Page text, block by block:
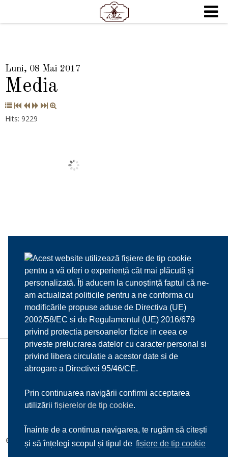
Acest website utilizează fișiere de tip cookie
pentru a vă oferi o experiență cât mai plăcută și
personalizată. Îți aducem la cunoștință faptul că ne-
am actualizat politicile pentru a ne conforma cu
modificările propuse aduse de Directiva (UE)
2002/58/EC si de Regulamentul (UE) 2016/679
privind protectia persoanelor fizice in ceea ce
priveste prelucrarea datelor cu caracter personal si
privind libera circulatie a acestor date si de
abrogare a Directivei 95/46/CE.
Prin continuarea navigării confirmi acceptarea
utilizării fișierelor de tip cookie.
Înainte de a continua navigarea, te rugăm să citești
și să înțelegi scopul și tipul de fișiere de tip cookie
Luni, 08 Mai 2017
Media
Hits: 9229
HOME DESPRE NOI MENIU
REZERVARI CONTACT
© 2017 Il Mulino d'Oro s.r.l.| Toate drepturile rezervate |Sitemap